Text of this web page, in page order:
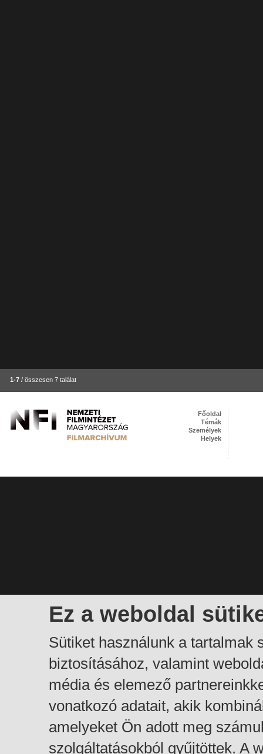
1-7 / összesen 7 találat
Ez a weboldal
Sütiket használunk a tartalmak
biztosításához, valamint
média és elemező
vonatkozó adatait, akik
amelyeket Ön adott meg
szolgáltatásokból gyűjtöttek. A
Főoldal
Témák
Személyek
Helyek